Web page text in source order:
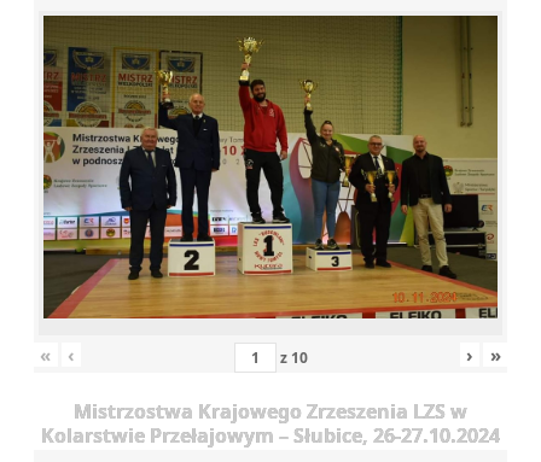
« ‹ z 10 › »
Mistrzostwa Krajowego Zrzeszenia LZS w
Kolarstwie Przełajowym – Słubice, 26-27.10.2024